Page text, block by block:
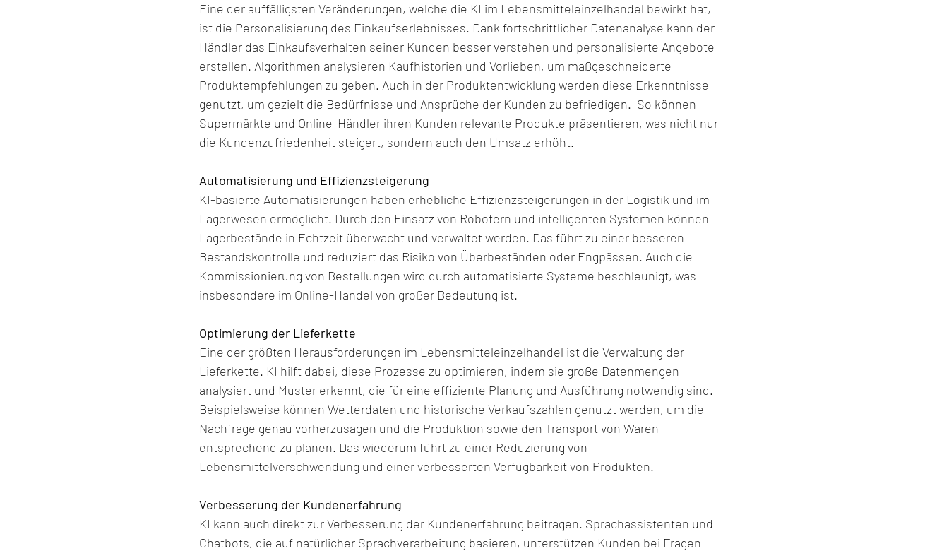
Eine der auffälligsten Veränderungen, welche die KI im Lebensmitteleinzelhandel bewirkt hat,
ist die Personalisierung des Einkaufserlebnisses. Dank fortschrittlicher Datenanalyse kann der
Händler das Einkaufsverhalten seiner Kunden besser verstehen und personalisierte Angebote
erstellen. Algorithmen analysieren Kaufhistorien und Vorlieben, um maßgeschneiderte
Produktempfehlungen zu geben. Auch in der Produktentwicklung werden diese Erkenntnisse
genutzt, um gezielt die Bedürfnisse und Ansprüche der Kunden zu befriedigen.  So können
Supermärkte und Online-Händler ihren Kunden relevante Produkte präsentieren, was nicht nur
die Kundenzufriedenheit steigert, sondern auch den Umsatz erhöht.
Automatisierung und Effizienzsteigerung
KI-basierte Automatisierungen haben erhebliche Effizienzsteigerungen in der Logistik und im
Lagerwesen ermöglicht. Durch den Einsatz von Robotern und intelligenten Systemen können
Lagerbestände in Echtzeit überwacht und verwaltet werden. Das führt zu einer besseren
Bestandskontrolle und reduziert das Risiko von Überbeständen oder Engpässen. Auch die
Kommissionierung von Bestellungen wird durch automatisierte Systeme beschleunigt, was
insbesondere im Online-Handel von großer Bedeutung ist.
Optimierung der Lieferkette
Eine der größten Herausforderungen im Lebensmitteleinzelhandel ist die Verwaltung der
Lieferkette. KI hilft dabei, diese Prozesse zu optimieren, indem sie große Datenmengen
analysiert und Muster erkennt, die für eine effiziente Planung und Ausführung notwendig sind.
Beispielsweise können Wetterdaten und historische Verkaufszahlen genutzt werden, um die
Nachfrage genau vorherzusagen und die Produktion sowie den Transport von Waren
entsprechend zu planen. Das wiederum führt zu einer Reduzierung von
Lebensmittelverschwendung und einer verbesserten Verfügbarkeit von Produkten.
Verbesserung der Kundenerfahrung
KI kann auch direkt zur Verbesserung der Kundenerfahrung beitragen. Sprachassistenten und
Chatbots, die auf natürlicher Sprachverarbeitung basieren, unterstützen Kunden bei Fragen